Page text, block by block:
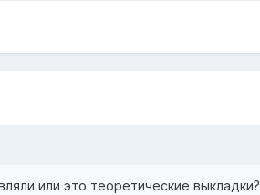
или это теоретические выкладки?